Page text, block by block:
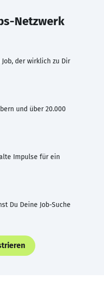
Netzwerk
der wirklich zu Dir
und über 20.000
Impulse für ein
Du Deine Job-Suche